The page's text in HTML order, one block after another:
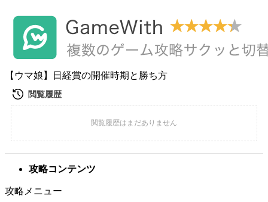
【ウマ娘】日経賞の開催時期と勝ち方
攻略コンテンツ
攻略メニュー